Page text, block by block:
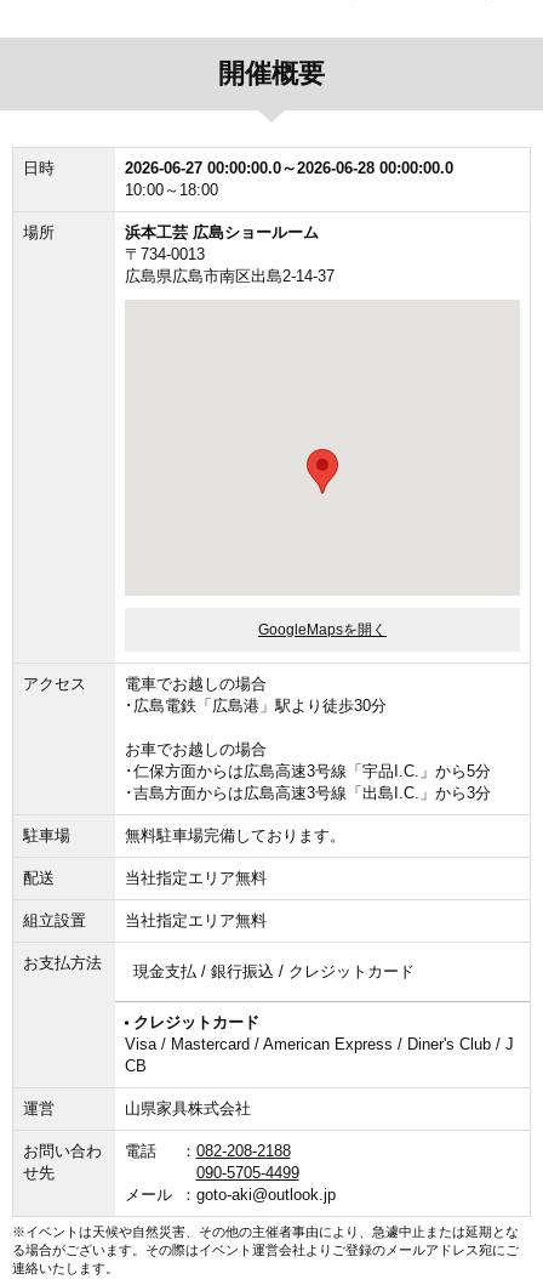
開催概要
日時
2026-06-27 00:00:00.0～2026-06-28 00:00:00.0
10:00～18:00
場所
浜本工芸 広島ショールーム
〒734-0013
広島県広島市南区出島2-14-37
GoogleMapsを開く
アクセス
電車でお越しの場合
･広島電鉄「広島港」駅より徒歩30分
お車でお越しの場合
･仁保方面からは広島高速3号線「宇品I.C.」から5分
･吉島方面からは広島高速3号線「出島I.C.」から3分
駐車場 無料駐車場完備しております。
配送 当社指定エリア無料
組立設置 当社指定エリア無料
お支払方法 現金支払 / 銀行振込 / クレジットカード
クレジットカード
Visa / Mastercard / American Express / Diner's Club / J
CB
運営 山県家具株式会社
お問い合わ
せ先
電話
082-208-2188
090-5705-4499
メール
goto-aki@outlook.jp
※イベントは天候や自然災害、その他の主催者事由により、急遽中止または延期とな
る場合がございます。その際はイベント運営会社よりご登録のメールアドレス宛にご
連絡いたします。